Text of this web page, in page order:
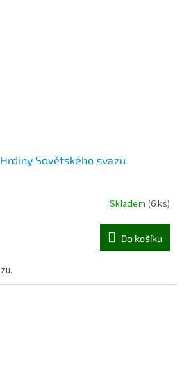
Sovětského svazu
Skladem (6 ks)
Do košíku